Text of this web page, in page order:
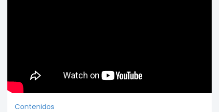
Contenidos